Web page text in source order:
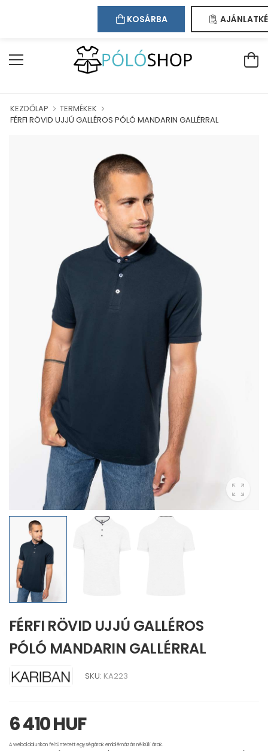
ÜDVÖZÖLJÜK WEBÁRUHÁZUNKBAN!
Kapcsolat Regisztráció
KEZDŐLAP
TERMÉKEK
FÉRFI RÖVID UJJÚ GALLÉROS PÓLÓ MANDARIN GALLÉRRAL
FÉRFI RÖVID UJJÚ GALLÉROS
PÓLÓ MANDARIN GALLÉRRAL
SKU: KA223
6 410 HUF
A weboldalunkon feltüntetett egységárak emblémázás nélküli árak.
KOSÁRBA